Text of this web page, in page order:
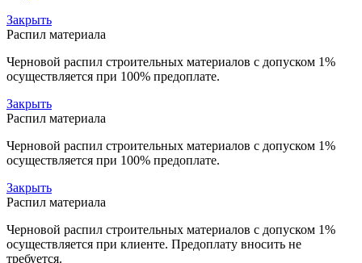
Закрыть
Распил материала
Черновой распил строительных материалов с допуском 1%
осуществляется при 100% предоплате.
Закрыть
Распил материала
Черновой распил строительных материалов с допуском 1%
осуществляется при 100% предоплате.
Закрыть
Распил материала
Черновой распил строительных материалов с допуском 1%
осуществляется при клиенте. Предоплату вносить не
требуется.